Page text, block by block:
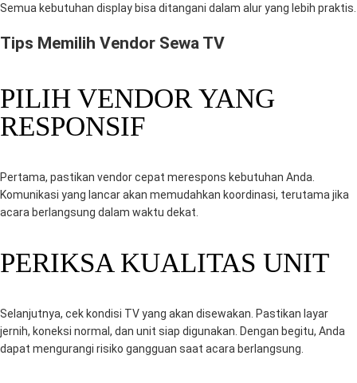
Semua kebutuhan display bisa ditangani dalam alur yang lebih praktis.
Tips Memilih Vendor Sewa TV
PILIH VENDOR YANG
RESPONSIF
Pertama, pastikan vendor cepat merespons kebutuhan Anda.
Komunikasi yang lancar akan memudahkan koordinasi, terutama jika
acara berlangsung dalam waktu dekat.
PERIKSA KUALITAS UNIT
Selanjutnya, cek kondisi TV yang akan disewakan. Pastikan layar
jernih, koneksi normal, dan unit siap digunakan. Dengan begitu, Anda
dapat mengurangi risiko gangguan saat acara berlangsung.